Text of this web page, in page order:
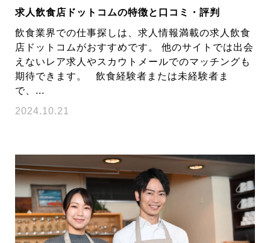
求人飲食店ドットコムの特徴と口コミ・評判
飲食業界での仕事探しは、求人情報満載の求人飲食
店ドットコムがおすすめです。 他のサイトでは出会
えないレア求人やスカウトメールでのマッチングも
期待できます。 飲食経験者または未経験者ま
で、...
2024.10.21